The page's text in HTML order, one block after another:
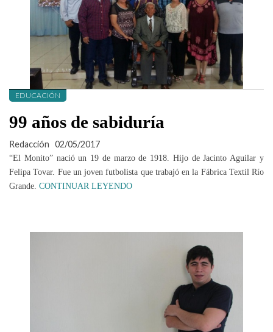
EDUCACIÓN
99 años de sabiduría
Redacción 02/05/2017
“El Monito” nació un 19 de marzo de 1918. Hijo de Jacinto Aguilar y
Felipa Tovar. Fue un joven futbolista que trabajó en la Fábrica Textil Río
Grande. CONTINUAR LEYENDO